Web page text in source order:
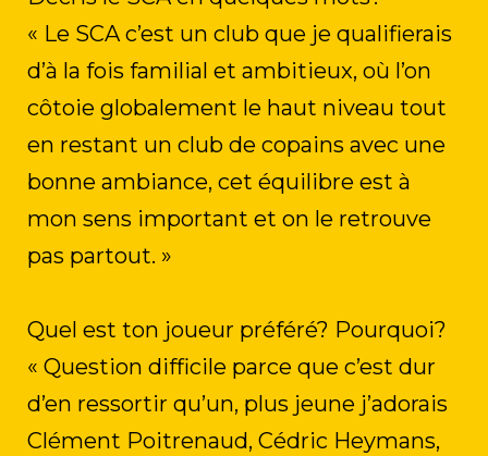
« Le SCA c’est un club que je qualifierais
d’à la fois familial et ambitieux, où l’on
côtoie globalement le haut niveau tout
en restant un club de copains avec une
bonne ambiance, cet équilibre est à
mon sens important et on le retrouve
pas partout. »
Quel est ton joueur préféré? Pourquoi?
« Question difficile parce que c’est dur
d’en ressortir qu’un, plus jeune j’adorais
Clément Poitrenaud, Cédric Heymans,